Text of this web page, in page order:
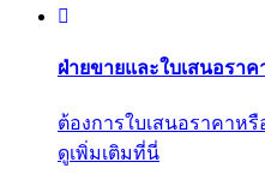
ฝ่ายขายและใบเสนอราค
ต้องการใบเสนอราคาห
ดูเพิ่มเติมที่นี่